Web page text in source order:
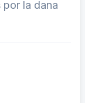
por la dana